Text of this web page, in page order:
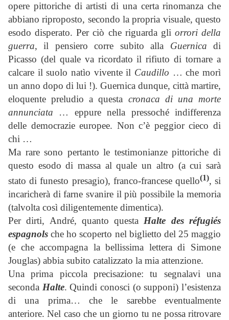
opere pittoriche di artisti di una certa rinomanza che
abbiano riproposto, secondo la propria visuale, questo
esodo disperato. Per ciò che riguarda gli orrori della
guerra, il pensiero corre subito alla Guernica di
Picasso (del quale va ricordato il rifiuto di tornare a
calcare il suolo natìo vivente il Caudillo … che morì
un anno dopo di lui !). Guernica dunque, città martire,
eloquente preludio a questa cronaca di una morte
annunciata … eppure nella pressoché indifferenza
delle democrazie europee. Non c’è peggior cieco di
chi …
Ma rare sono pertanto le testimonianze pittoriche di
questo esodo di massa al quale un altro (a cui sarà
stato di funesto presagio), franco-francese quello(1), si
incaricherà di farne svanire il più possibile la memoria
(talvolta così diligentemente dimentica).
Per dirti, André, quanto questaHalte des réfugiés
espagnols che ho scoperto nel biglietto del 25 maggio
(e che accompagna la bellissima lettera di Simone
Jouglas) abbia subito catalizzato la mia attenzione.
Una prima piccola precisazione: tu segnalavi una
seconda Halte. Quindi conosci (o supponi) l’esistenza
di una prima… che le sarebbe eventualmente
anteriore. Nel caso che un giorno tu ne possa ritrovare